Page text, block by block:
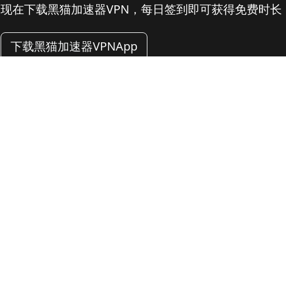
现在下载黑猫加速器VPN，每日签到即可获得免费时长
下载黑猫加速器VPNApp